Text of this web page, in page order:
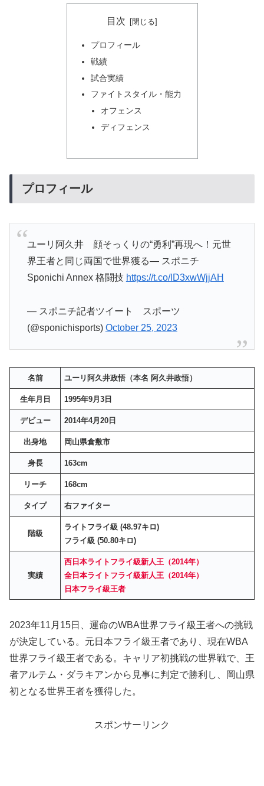
目次
プロフィール
戦績
試合実績
ファイトスタイル・能力
オフェンス
ディフェンス
プロフィール
ユーリ阿久井 顔そっくりの“勇利”再現へ！元世
界王者と同じ両国で世界獲る― スポニチ
Sponichi Annex 格闘技 https://t.co/lD3xwWjjAH
— スポニチ記者ツイート スポーツ
(@sponichisports) October 25, 2023
名前 ユーリ阿久井政悟（本名 阿久井政悟）
生年月日 1995年9月3日
デビュー 2014年4月20日
出身地 岡山県倉敷市
身長 163cm
リーチ 168cm
タイプ 右ファイター
階級
ライトフライ級 (48.97キロ)
フライ級 (50.80キロ)
実績
西日本ライトフライ級新人王（2014年）
全日本ライトフライ級新人王（2014年）
日本フライ級王者
2023年11月15日、運命のWBA世界フライ級王者への挑戦
が決定している。元日本フライ級王者であり、現在WBA
世界フライ級王者である。キャリア初挑戦の世界戦で、王
者アルテム・ダラキアンから見事に判定で勝利し、岡山県
初となる世界王者を獲得した。
スポンサーリンク